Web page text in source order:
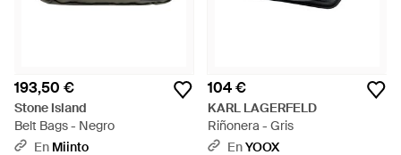
193,50 €
Stone Island
Belt Bags - Negro
En Miinto
104 €
KARL LAGERFELD
Riñonera - Gris
EnYOOX